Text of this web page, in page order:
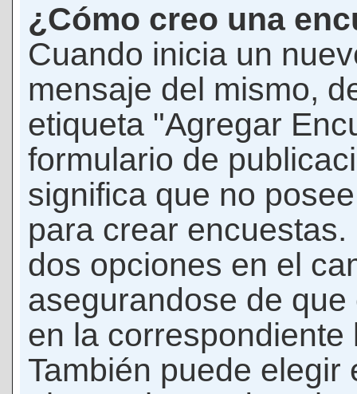
¿Cómo creo una
Cuando inicia un
mensaje del mismo,
etiqueta "Agregar
formulario de
significa que no
para crear
dos opciones en el
asegurandose de
en la
También puede